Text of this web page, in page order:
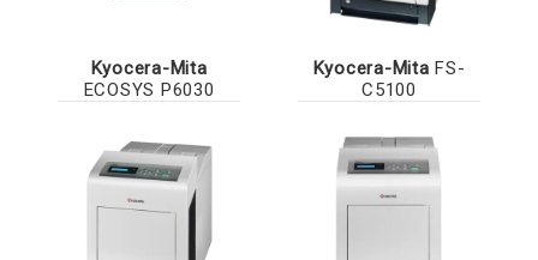
Kyocera-Mita
ECOSYS P6030
Kyocera-Mita FS-
C5100